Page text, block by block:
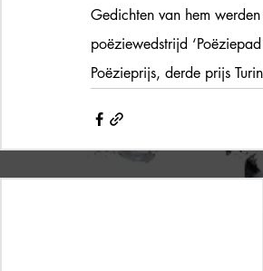
Gedichten van hem
poëziewedstrijd
Poëzieprijs, derde prijs